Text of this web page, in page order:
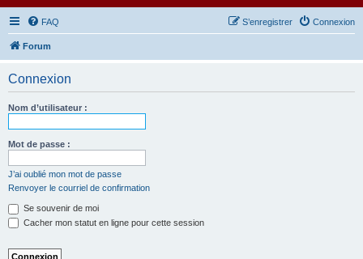
FAQ Connexion
S’enregistrer
Forum
Connexion
Nom d’utilisateur :
Mot de passe :
J’ai oublié mon mot de passe
Renvoyer le courriel de confirmation
Se souvenir de moi
Cacher mon statut en ligne pour cette session